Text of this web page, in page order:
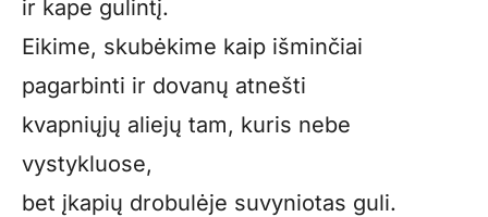
ir kape gulintį.
Eikime, skubėkime kaip išminčiai
pagarbinti ir dovanų atnešti
kvapniųjų aliejų tam, kuris nebe
vystykluose,
bet įkapių drobulėje suvyniotas guli.